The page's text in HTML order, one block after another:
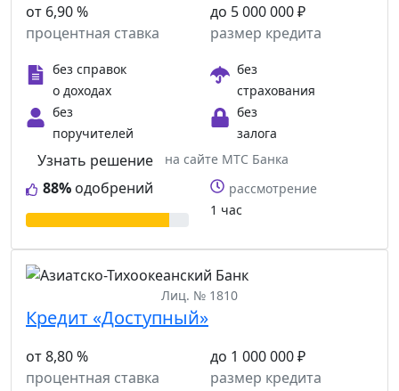
от 6,90 %
процентная ставка
до 5 000 000 ₽
размер кредита
без справок
о доходах
без
страхования
без
поручителей
без
залога
88% одобрений
Узнать решение
на сайте МТС Банка
рассмотрение
1 час
Лиц. № 1810
Кредит «Доступный»
от 8,80 %
процентная ставка
до 1 000 000 ₽
размер кредита